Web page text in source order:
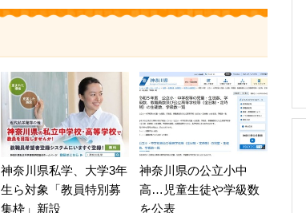
神奈川県私学、大学3年
生ら対象「教員特別募
集枠」新設
神奈川県の公立小中
高…児童生徒や学級数
を公表